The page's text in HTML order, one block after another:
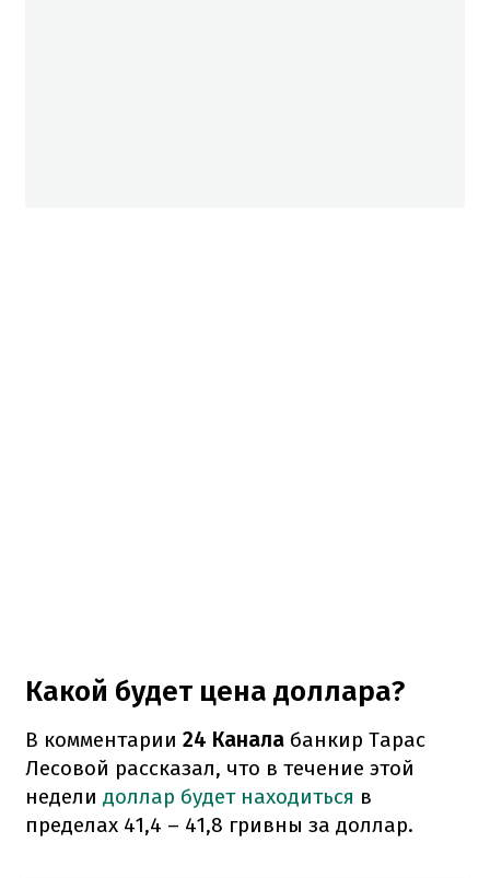
Какой будет цена доллара?
В комментарии 24 Канала банкир Тарас
Лесовой рассказал, что в течение этой
недели доллар будет находиться в
пределах 41,4 – 41,8 гривны за доллар.